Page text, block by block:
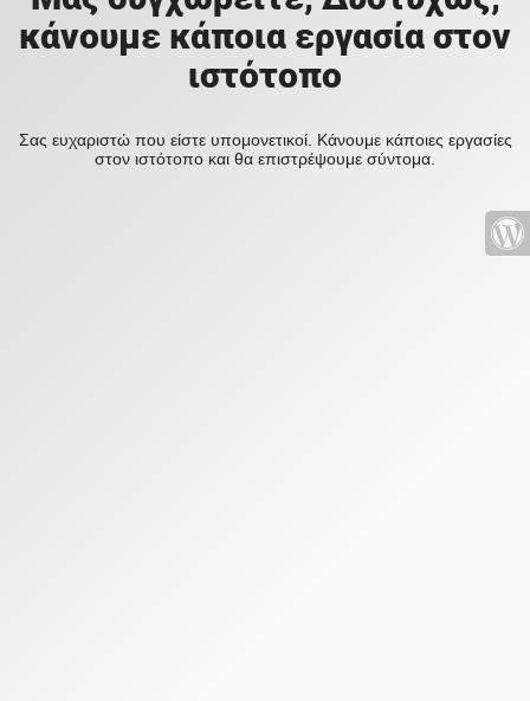
κάνουμε κάποια εργασία στον
ιστότοπο
Σας ευχαριστώ που είστε υπομονετικοί. Κάνουμε κάποιες εργασίες
στον ιστότοπο και θα επιστρέψουμε σύντομα.